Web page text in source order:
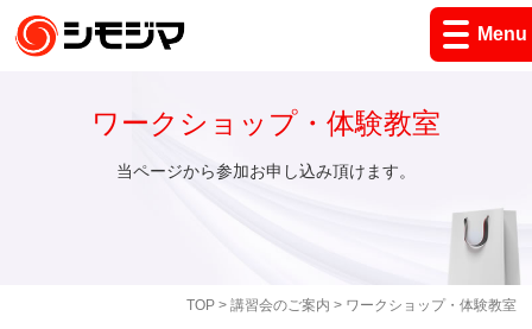
Menu
TOP> 講習会のご案内 > ワークショップ・体験教室
ワークショップ・体験教室
当ページから参加お申し込み頂けます。